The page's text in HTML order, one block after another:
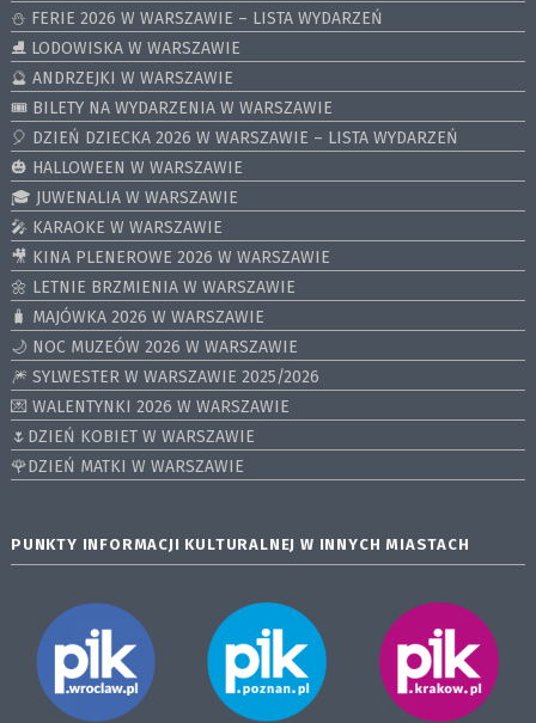
⛄️ FERIE 2026 W WARSZAWIE – LISTA WYDARZEŃ
⛸ LODOWISKA W WARSZAWIE
🔮 ANDRZEJKI W WARSZAWIE
🎟️ BILETY NA WYDARZENIA W WARSZAWIE
🎈 DZIEŃ DZIECKA 2026 W WARSZAWIE – LISTA WYDARZEŃ
🎃 HALLOWEEN W WARSZAWIE
🎓 JUWENALIA W WARSZAWIE
🎤 KARAOKE W WARSZAWIE
🎥 KINA PLENEROWE 2026 W WARSZAWIE
🌼 LETNIE BRZMIENIA W WARSZAWIE
🧳 MAJÓWKA 2026 W WARSZAWIE
🌙 NOC MUZEÓW 2026 W WARSZAWIE
🎆 SYLWESTER W WARSZAWIE 2025/2026
💌 WALENTYNKI 2026 W WARSZAWIE
🌷DZIEŃ KOBIET W WARSZAWIE
🌹DZIEŃ MATKI W WARSZAWIE
PUNKTY INFORMACJI KULTURALNEJ W INNYCH MIASTACH